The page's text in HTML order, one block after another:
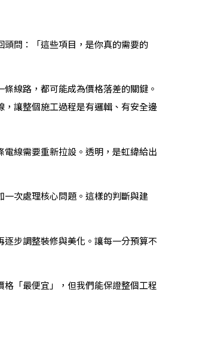
問：「這些項目，是你真的需要的
線路，都可能成為價格落差的關鍵。
讓整個施工過程是有邏輯、有安全邊
線需要重新拉設。透明，是虹緯給出
次處理核心問題。這樣的判斷與建
步調整裝修與美化。讓每一分預算不
「最便宜」，但我們能保證整個工程